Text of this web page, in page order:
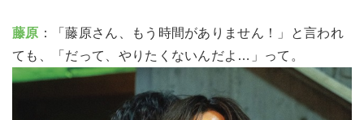
藤原 ：「藤原さん、もう時間がありません！」と言われ
ても、「だって、やりたくないんだよ…」って。